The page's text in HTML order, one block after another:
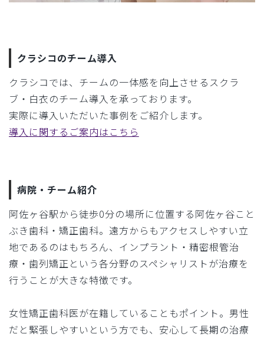
クラシコのチーム導入
クラシコでは、チームの一体感を向上させるスクラ
ブ・白衣のチーム導入を承っております。
実際に導入いただいた事例をご紹介します。
導入に関するご案内はこちら
病院・チーム紹介
阿佐ヶ谷駅から徒歩0分の場所に位置する阿佐ヶ谷こと
ぶき歯科・矯正歯科。遠方からもアクセスしやすい立
地であるのはもちろん、インプラント・精密根管治
療・歯列矯正という各分野のスペシャリストが治療を
行うことが大きな特徴です。
女性矯正歯科医が在籍していることもポイント。男性
だと緊張しやすいという方でも、安心して長期の治療